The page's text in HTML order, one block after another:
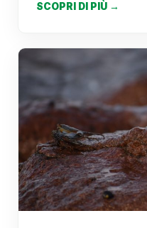
SCOPRI DI PIÙ →